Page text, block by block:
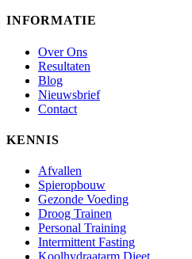
INFORMATIE
Over Ons
Resultaten
Blog
Nieuwsbrief
Contact
KENNIS
Afvallen
Spieropbouw
Gezonde Voeding
Droog Trainen
Personal Training
Intermittent Fasting
Koolhydraatarm Dieet